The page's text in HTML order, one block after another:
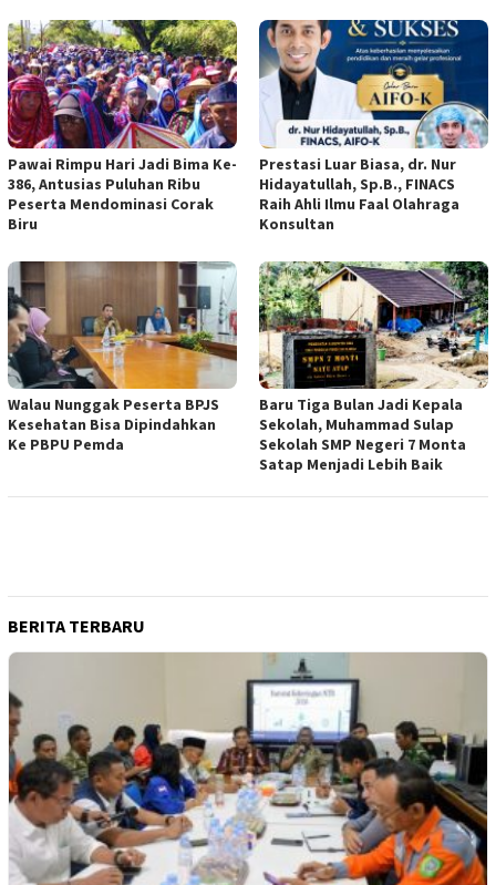
Pawai Rimpu Hari Jadi Bima Ke-
386, Antusias Puluhan Ribu
Peserta Mendominasi Corak
Biru
Prestasi Luar Biasa, dr. Nur
Hidayatullah, Sp.B., FINACS
Raih Ahli Ilmu Faal Olahraga
Konsultan
Walau Nunggak Peserta BPJS
Kesehatan Bisa Dipindahkan
Ke PBPU Pemda
Baru Tiga Bulan Jadi Kepala
Sekolah, Muhammad Sulap
Sekolah SMP Negeri 7 Monta
Satap Menjadi Lebih Baik
BERITA TERBARU